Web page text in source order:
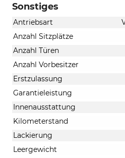
Sonstiges
Antriebsart
Anzahl Sitzplätze
Anzahl Türen
Anzahl Vorbesitzer
Erstzulassung
Garantieleistung
Innenausstattung
Kilometerstand
Lackierung
Leergewicht